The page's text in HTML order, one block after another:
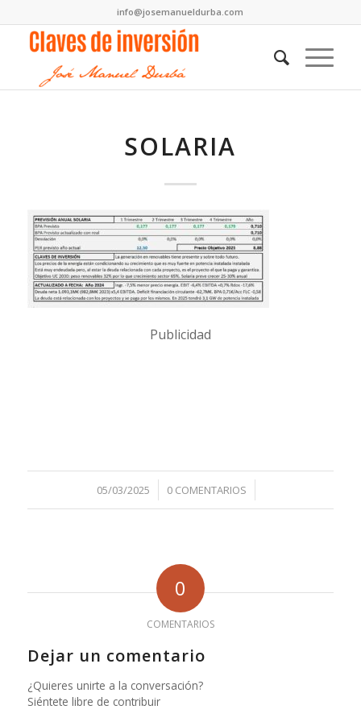
info@josemanueldurba.com
SOLARIA
Publicidad
05/03/2025
/ 0 COMENTARIOS
/
0
COMENTARIOS
Dejar un comentario
¿Quieres unirte a la conversación?
Siéntete libre de contribuir